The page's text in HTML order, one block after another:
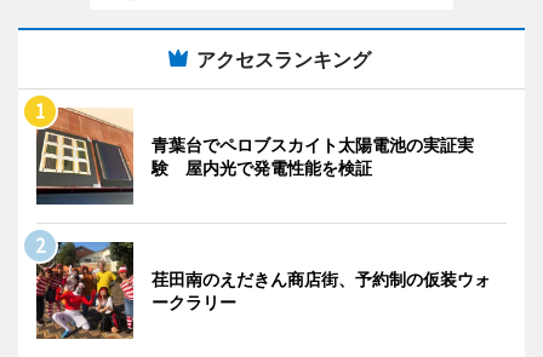
アクセスランキング
青葉台でペロブスカイト太陽電池の実証実
験 屋内光で発電性能を検証
荏田南のえだきん商店街、予約制の仮装ウォ
ークラリー